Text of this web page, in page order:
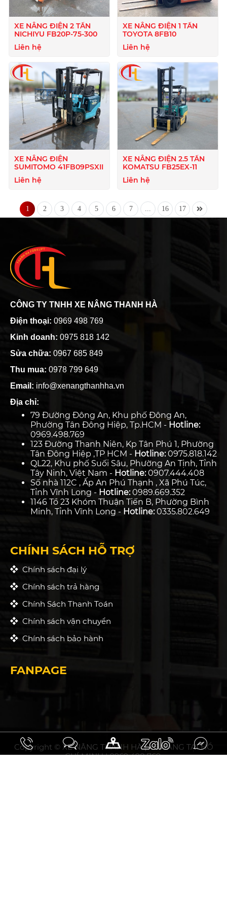
XE NÂNG ĐIỆN 2 TẤN
NICHIYU FB20P-75-300
Liên hệ
XE NÂNG ĐIỆN 1 TẤN
TOYOTA 8FB10
Liên hệ
XE NÂNG ĐIỆN
SUMITOMO 41FB09PSXII
Liên hệ
XE NÂNG ĐIỆN 2.5 TẤN
KOMATSU FB25EX-11
Liên hệ
1 2 3 4 5 6 7 16 17
CÔNG TY TNHH XE NÂNG THANH HÀ
Điện thoại: 0969 498 769
Kinh doanh: 0975 818 142
Sửa chữa: 0967 685 849
Thu mua: 0978 799 649
Email: info@xenangthanhha.vn
Địa chỉ:
79 Đường Đông An, Khu phố Đông An,
Phường Tân Đông Hiệp, Tp.HCM - Hotline:
0969.498.769
123 Đường Thanh Niên, Kp Tân Phú 1, Phường
Tân Đông Hiệp ,TP HCM - Hotline:0975.818.142
QL22, Khu phố Suối Sâu, Phường An Tịnh, Tỉnh
Tây Ninh, Việt Nam - Hotline:0907.444.408
Số nhà 112C , Ấp An Phú Thạnh , Xã Phú Túc,
Tỉnh Vĩnh Long - Hotline:0989.669.352
1146 Tổ 23 Khóm Thuận Tiến B, Phường Bình
Minh, Tỉnh Vĩnh Long - Hotline:0335.802.649
CHÍNH SÁCH HỖ TRỢ
Chính sách đại lý
Chính sách trả hàng
Chính Sách Thanh Toán
Chính sách vận chuyển
Chính sách bảo hành
FANPAGE
Copyright © XE NÂNG THANH HÀ | XE NÂNG TẠI HỒ
CHÍ MINH | 0969 498 769.